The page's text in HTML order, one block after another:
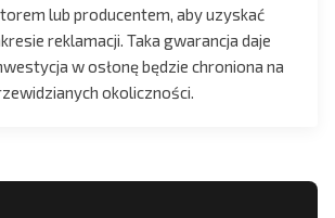
lub producentem, aby uzyskać
reklamacji. Taka gwarancja daje
w osłonę będzie chroniona na
okoliczności.